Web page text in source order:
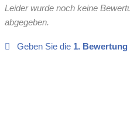
Leider wurde noch keine
abgegeben.
Geben Sie die 1. Bewertung